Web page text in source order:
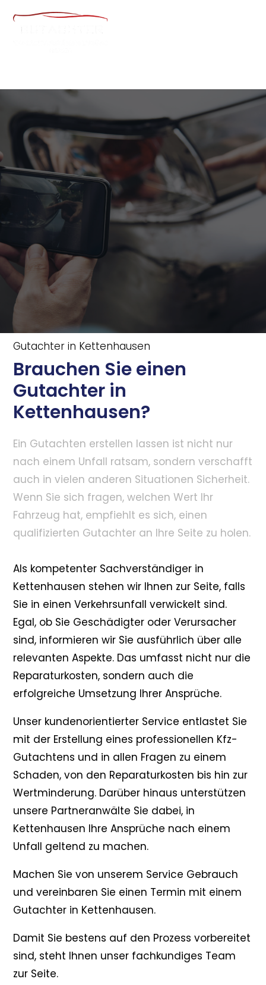
Gutachter in Kettenhausen
Brauchen Sie einen
Gutachter in
Kettenhausen?
Ein Gutachten erstellen lassen ist nicht nur
nach einem Unfall ratsam, sondern verschafft
auch in vielen anderen Situationen Sicherheit.
Wenn Sie sich fragen, welchen Wert Ihr
Fahrzeug hat, empfiehlt es sich, einen
qualifizierten Gutachter an Ihre Seite zu holen.
Als kompetenter Sachverständiger in
Kettenhausen stehen wir Ihnen zur Seite, falls
Sie in einen Verkehrsunfall verwickelt sind.
Egal, ob Sie Geschädigter oder Verursacher
sind, informieren wir Sie ausführlich über alle
relevanten Aspekte. Das umfasst nicht nur die
Reparaturkosten, sondern auch die
erfolgreiche Umsetzung Ihrer Ansprüche.
Unser kundenorientierter Service entlastet Sie
mit der Erstellung eines professionellen Kfz-
Gutachtens und in allen Fragen zu einem
Schaden, von den Reparaturkosten bis hin zur
Wertminderung. Darüber hinaus unterstützen
unsere Partneranwälte Sie dabei, in
Kettenhausen Ihre Ansprüche nach einem
Unfall geltend zu machen.
Machen Sie von unserem Service Gebrauch
und vereinbaren Sie einen Termin mit einem
Gutachter in Kettenhausen.
Damit Sie bestens auf den Prozess vorbereitet
sind, steht Ihnen unser fachkundiges Team
zur Seite.